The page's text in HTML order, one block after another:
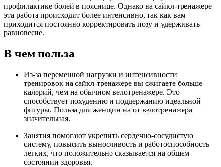
профилактике болей в пояснице. Однако на сайкл-тренажере
эта работа происходит более интенсивно, так как вам
приходится постоянно корректировать позу и удерживать
равновесие.
В чем польза
Из-за переменной нагрузки и интенсивности
тренировок на сайкл-тренажере вы сжигаете больше
калорий, чем на обычном велотренажере. Это
способствует похудению и поддержанию идеальной
фигуры. Польза для женщин на от велотренажера
значительная.
Занятия помогают укрепить сердечно-сосудистую
систему, повысить выносливость и работоспособность
легких, что положительно сказывается на общем
состоянии здоровья.